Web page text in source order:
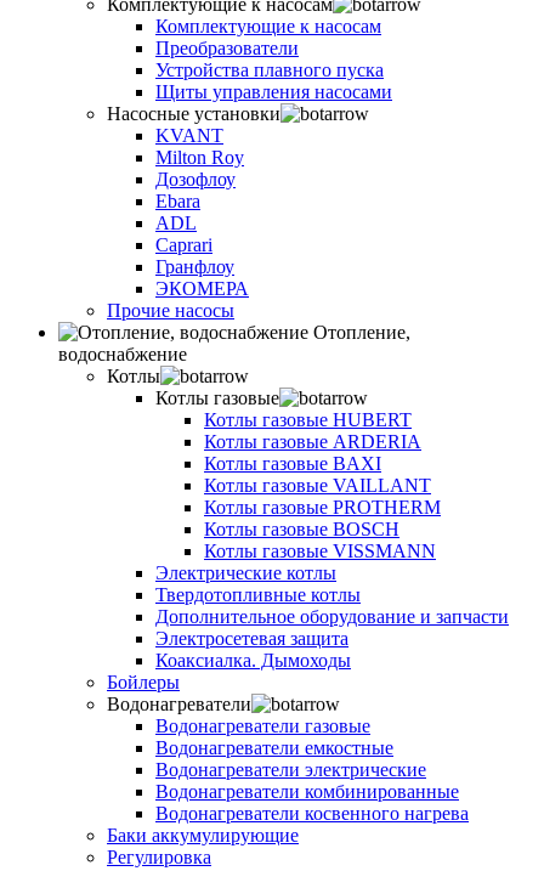
Комплектующие к насосам
Преобразователи
Устройства плавного пуска
Щиты управления насосами
Насосные установки
KVANT
Milton Roy
Дозофлоу
Ebara
ADL
Caprari
Гранфлоу
ЭКОМЕРА
Прочие насосы
Отопление,
водоснабжение
Котлы
Котлы газовые
Котлы газовые HUBERT
Котлы газовые ARDERIA
Котлы газовые BAXI
Котлы газовые VAILLANT
Котлы газовые PROTHERM
Котлы газовые BOSCH
Котлы газовые VISSMANN
Электрические котлы
Твердотопливные котлы
Дополнительное оборудование и запчасти
Электросетевая защита
Коаксиалка. Дымоходы
Бойлеры
Водонагреватели
Водонагреватели газовые
Водонагреватели емкостные
Водонагреватели электрические
Водонагреватели комбинированные
Водонагреватели косвенного нагрева
Баки аккумулирующие
Регулировка